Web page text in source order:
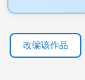
改编该作品